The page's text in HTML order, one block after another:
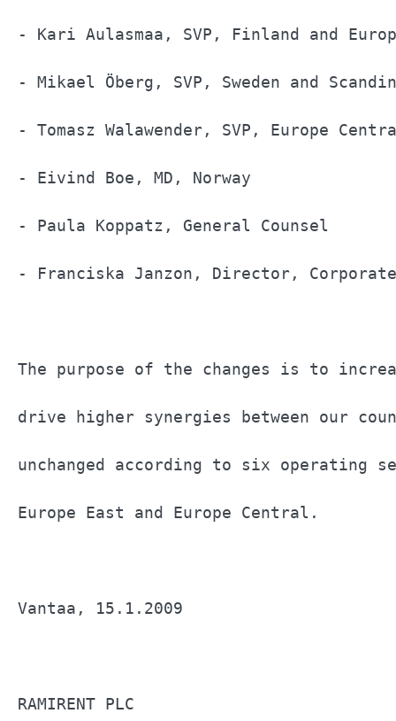
- Kari Aulasmaa, SVP,
- Mikael Öberg, SVP,
- Tomasz
- Eivind
- Paula
- Franciska Janzon,
The purpose of the changes is to
drive higher synergies between
unchanged according to six operating
Europe East
Vantaa,